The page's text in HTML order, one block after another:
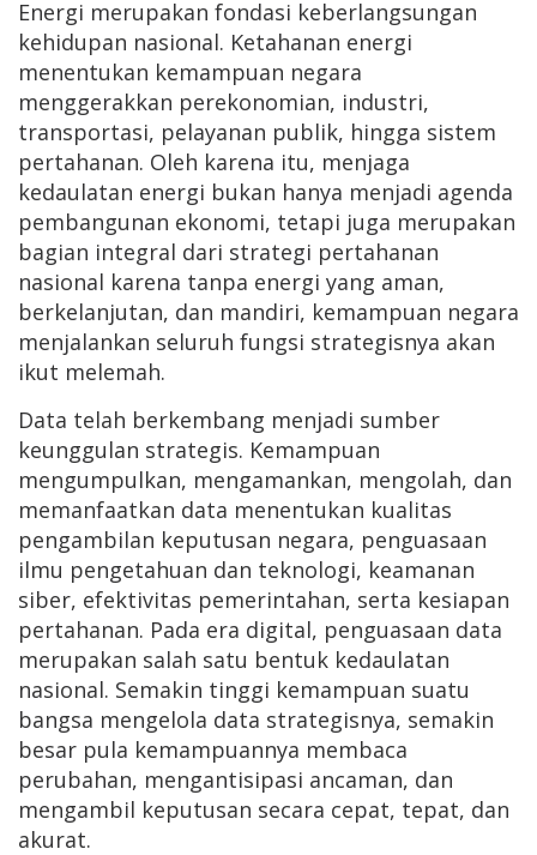
Energi merupakan fondasi keberlangsungan
kehidupan nasional. Ketahanan energi
menentukan kemampuan negara
menggerakkan perekonomian, industri,
transportasi, pelayanan publik, hingga sistem
pertahanan. Oleh karena itu, menjaga
kedaulatan energi bukan hanya menjadi agenda
pembangunan ekonomi, tetapi juga merupakan
bagian integral dari strategi pertahanan
nasional karena tanpa energi yang aman,
berkelanjutan, dan mandiri, kemampuan negara
menjalankan seluruh fungsi strategisnya akan
ikut melemah.
Data telah berkembang menjadi sumber
keunggulan strategis. Kemampuan
mengumpulkan, mengamankan, mengolah, dan
memanfaatkan data menentukan kualitas
pengambilan keputusan negara, penguasaan
ilmu pengetahuan dan teknologi, keamanan
siber, efektivitas pemerintahan, serta kesiapan
pertahanan. Pada era digital, penguasaan data
merupakan salah satu bentuk kedaulatan
nasional. Semakin tinggi kemampuan suatu
bangsa mengelola data strategisnya, semakin
besar pula kemampuannya membaca
perubahan, mengantisipasi ancaman, dan
mengambil keputusan secara cepat, tepat, dan
akurat.